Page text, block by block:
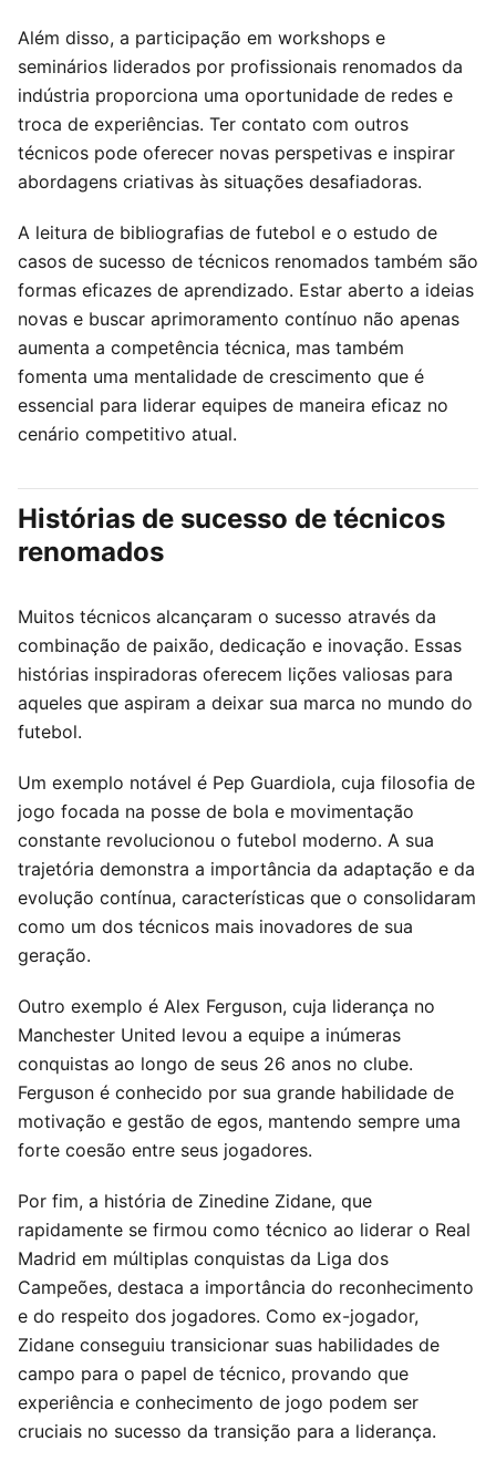
Além disso, a participação em workshops e
seminários liderados por profissionais renomados da
indústria proporciona uma oportunidade de redes e
troca de experiências. Ter contato com outros
técnicos pode oferecer novas perspetivas e inspirar
abordagens criativas às situações desafiadoras.
A leitura de bibliografias de futebol e o estudo de
casos de sucesso de técnicos renomados também são
formas eficazes de aprendizado. Estar aberto a ideias
novas e buscar aprimoramento contínuo não apenas
aumenta a competência técnica, mas também
fomenta uma mentalidade de crescimento que é
essencial para liderar equipes de maneira eficaz no
cenário competitivo atual.
Histórias de sucesso de técnicos
renomados
Muitos técnicos alcançaram o sucesso através da
combinação de paixão, dedicação e inovação. Essas
histórias inspiradoras oferecem lições valiosas para
aqueles que aspiram a deixar sua marca no mundo do
futebol.
Um exemplo notável é Pep Guardiola, cuja filosofia de
jogo focada na posse de bola e movimentação
constante revolucionou o futebol moderno. A sua
trajetória demonstra a importância da adaptação e da
evolução contínua, características que o consolidaram
como um dos técnicos mais inovadores de sua
geração.
Outro exemplo é Alex Ferguson, cuja liderança no
Manchester United levou a equipe a inúmeras
conquistas ao longo de seus 26 anos no clube.
Ferguson é conhecido por sua grande habilidade de
motivação e gestão de egos, mantendo sempre uma
forte coesão entre seus jogadores.
Por fim, a história de Zinedine Zidane, que
rapidamente se firmou como técnico ao liderar o Real
Madrid em múltiplas conquistas da Liga dos
Campeões, destaca a importância do reconhecimento
e do respeito dos jogadores. Como ex-jogador,
Zidane conseguiu transicionar suas habilidades de
campo para o papel de técnico, provando que
experiência e conhecimento de jogo podem ser
cruciais no sucesso da transição para a liderança.